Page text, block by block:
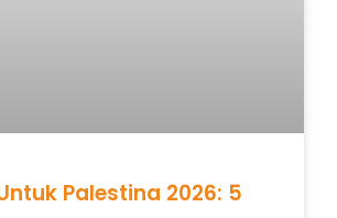
Palestina 2026: 5